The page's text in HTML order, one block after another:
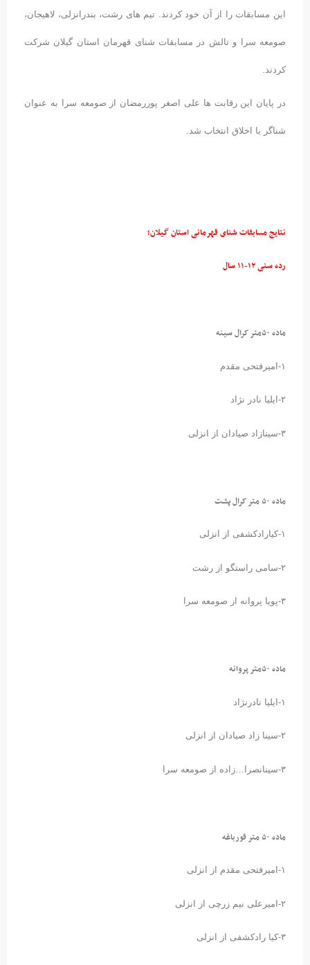
این مسابقات را از آن خود کردند. تیم های رشت، بندرانزلی، لاهیجان،
صومعه سرا و تالش در مسابقات شنای قهرمان استان گیلان شرکت
کردند.
در پایان این رقابت ها علی اصغر پوررمضان از صومعه سرا به عنوان
شناگر با اخلاق انتخاب شد.
نتایج مسابقات شنای قهرمانی استان گیلان؛
رده سنی ۱۲-۱۱ سال
ماده ۵۰متر کرال سینه
۲-ایلیا نادر نژاد
۳-سینازاد صیادان از انزلی
ماده ۵۰ متر کرال پشت
۲-سامی راستگو از رشت
۳-پویا پروانه از صومعه سرا
ماده ۵۰متر پروانه
۲-سینا زاد صیادان از انزلی
۳-سینانصرا…زاده از صومعه سرا
ماده ۵۰ متر قورباغه
۲-امیرعلی نیم زرچی از انزلی
۳-کیا رادکشفی از انزلی